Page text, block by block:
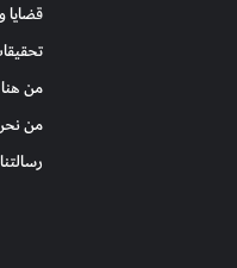
قضايا
من
من
رسالتنا